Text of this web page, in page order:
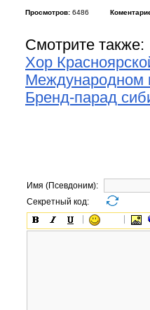
Просмотров: 6486
Смотрите также:
Хор
Международном
Бренд-парад
Имя (Псевдоним):
Секретный код: